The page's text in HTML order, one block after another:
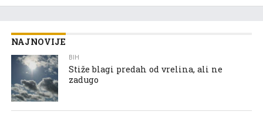
NAJNOVIJE
BIH
Stiže blagi predah od vrelina, ali ne
zadugo